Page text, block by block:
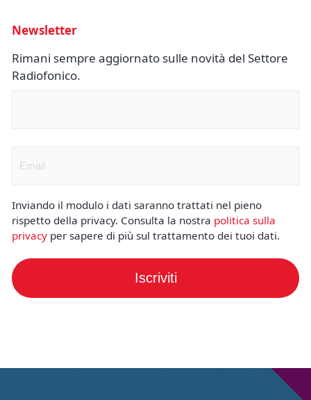
Newsletter
Rimani sempre aggiornato sulle novità del Settore
Radiofonico.
Inviando il modulo i dati saranno trattati nel pieno
rispetto della privacy. Consulta la nostra politica sulla
privacy per sapere di più sul trattamento dei tuoi dati.
Iscriviti